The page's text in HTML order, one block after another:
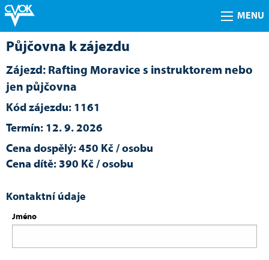
MENU
Půjčovna k zájezdu
Zájezd: Rafting Moravice s instruktorem nebo
jen půjčovna
Kód zájezdu: 1161
Termín: 12. 9. 2026
Cena dospělý: 450 Kč / osobu
Cena dítě: 390 Kč / osobu
Kontaktní údaje
Jméno